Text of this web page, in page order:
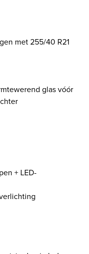
met 255/40 R21
glas vóór
+ LED-